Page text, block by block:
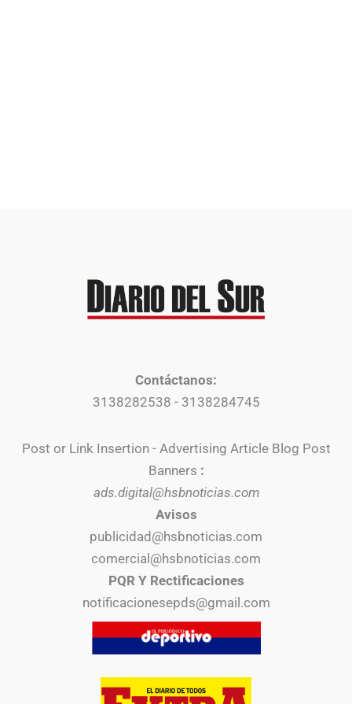
Contáctanos:
3138282538 - 3138284745
Post or Link Insertion - Advertising Article Blog Post
Banners :
ads.digital@hsbnoticias.com
Avisos
publicidad@hsbnoticias.com
comercial@hsbnoticias.com
PQR Y Rectificaciones
notificacionesepds@gmail.com